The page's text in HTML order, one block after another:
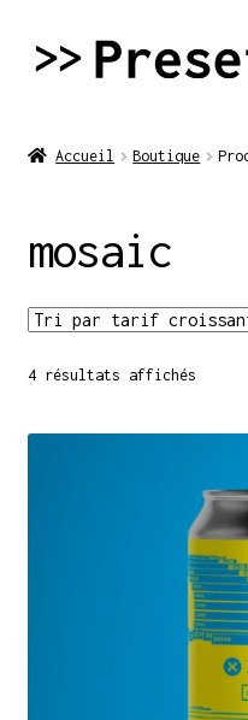
Aller
à
Aller
au
Tireuse à bière
Boutique
Contact
Accueil Boutique
mosaic
4 résultats affichésTrié